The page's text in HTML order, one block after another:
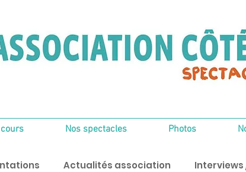
Nos spectacles Photos
Actualités association